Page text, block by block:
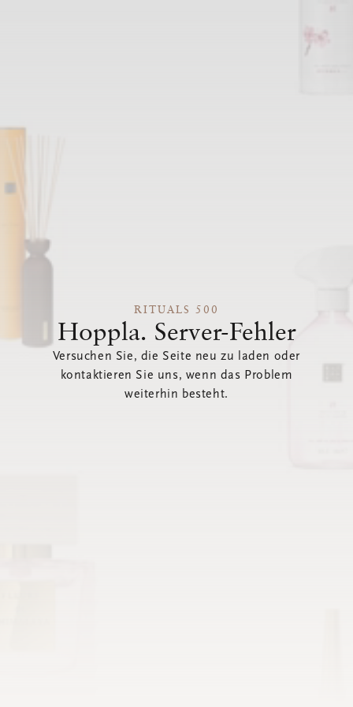
RITUALS 500
Hoppla. Server-Fehler
Versuchen Sie, die Seite neu zu laden oder
kontaktieren Sie uns, wenn das Problem
weiterhin besteht.